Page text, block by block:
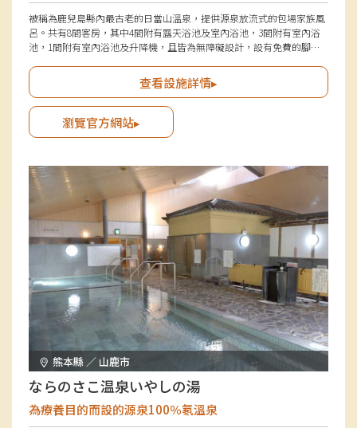
被稱為鹿兒島縣內最古老的日當山溫泉，提供源泉放流式的包場家族風
呂。共有8間客房，其中4間附有露天浴池及室內浴池，3間附有室內浴
池，1間附有室內浴池及升降機，且皆為無障礙設計，設有免費的腳湯
及檜木製兩種，中庭積水區讓人聯想到泰國渡假勝地。
查看設施詳情▸
瀏覽官方網站▸
熊本縣 ／ 山鹿市
ならのさこ温泉いやしの湯
為療養目的而設的源泉100％氡溫泉